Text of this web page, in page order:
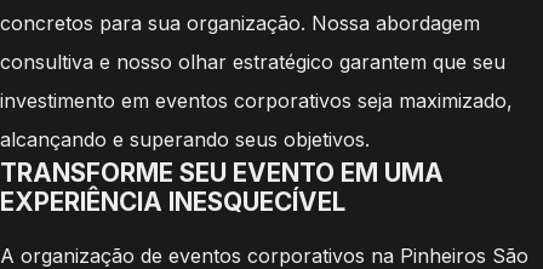
concretos para sua organização. Nossa abordagem
consultiva e nosso olhar estratégico garantem que seu
investimento em eventos corporativos seja maximizado,
alcançando e superando seus objetivos.
TRANSFORME SEU EVENTO EM UMA
EXPERIÊNCIA INESQUECÍVEL
A organização de eventos corporativos na Pinheiros São